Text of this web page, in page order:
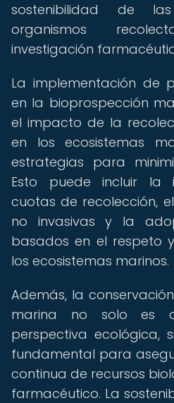
sostenibilidad de
organismos
investigación
La implementación de
en la bioprospección
el impacto de la
en los ecosistemas
estrategias para
Esto puede incluir la
cuotas de recolección,
no invasivas y la
basados en el respeto
los ecosistemas marinos.
Además, la
marina no solo es
perspectiva ecológica,
fundamental para
continua de recursos
farmacéutico. La